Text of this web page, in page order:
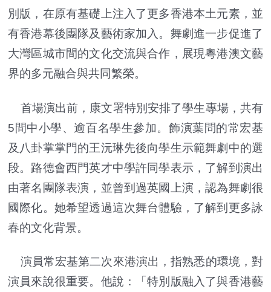
別版，在原有基礎上注入了更多香港本土元素，並
有香港幕後團隊及藝術家加入。舞劇進一步促進了
大灣區城市間的文化交流與合作，展現粵港澳文藝
界的多元融合與共同繁榮。
首場演出前，康文署特別安排了學生專場，共有
5間中小學、逾百名學生參加。飾演葉問的常宏基
及八卦掌掌門的王沅琳先後向學生示範舞劇中的選
段。路德會西門英才中學許同學表示，了解到演出
由著名團隊表演，並曾到過英國上演，認為舞劇很
國際化。她希望透過這次舞台體驗，了解到更多詠
春的文化背景。
演員常宏基第二次來港演出，指熟悉的環境，對
演員來說很重要。他說：「特別版融入了與香港藝